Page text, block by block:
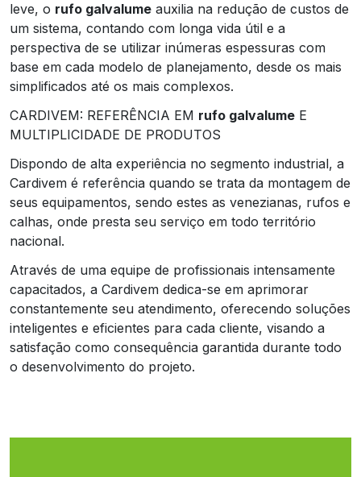
leve, o rufo galvalume auxilia na redução de custos de
um sistema, contando com longa vida útil e a
perspectiva de se utilizar inúmeras espessuras com
base em cada modelo de planejamento, desde os mais
simplificados até os mais complexos.
CARDIVEM: REFERÊNCIA EM rufo galvalume E
MULTIPLICIDADE DE PRODUTOS
Dispondo de alta experiência no segmento industrial, a
Cardivem é referência quando se trata da montagem de
seus equipamentos, sendo estes as venezianas, rufos e
calhas, onde presta seu serviço em todo território
nacional.
Através de uma equipe de profissionais intensamente
capacitados, a Cardivem dedica-se em aprimorar
constantemente seu atendimento, oferecendo soluções
inteligentes e eficientes para cada cliente, visando a
satisfação como consequência garantida durante todo
o desenvolvimento do projeto.